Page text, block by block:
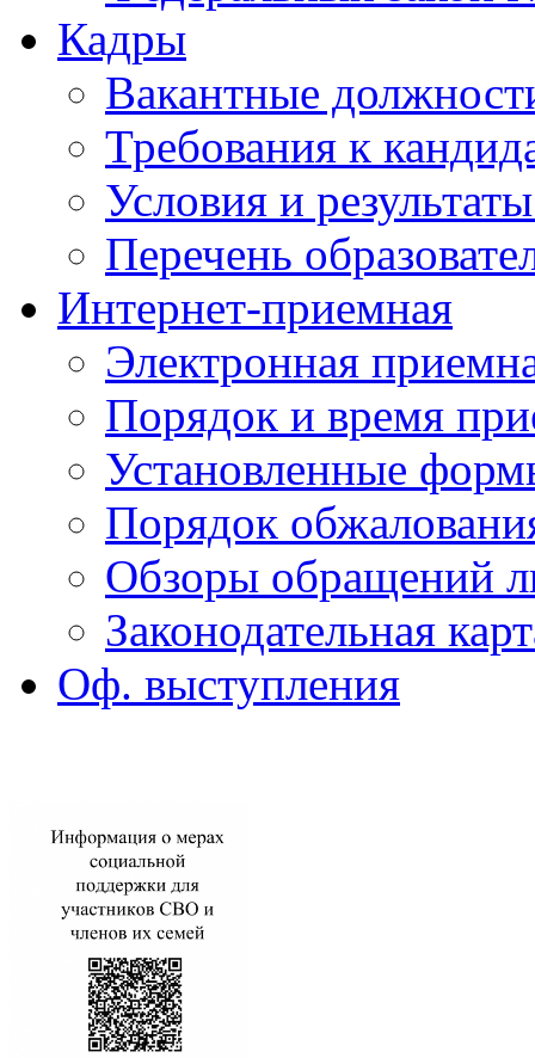
Кадры
Вакантные
Требования к
Условия и
Перечень
Интернет-приемная
Электронная
Порядок и время
Установленные
Порядок
Обзоры обращений
Законодательная
Оф. выступления